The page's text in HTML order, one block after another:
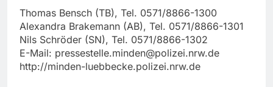
Thomas Bensch (TB), Tel. 0571/8866-1300
Alexandra Brakemann (AB), Tel. 0571/8866-1301
Nils Schröder (SN), Tel. 0571/8866-1302
E-Mail: pressestelle.minden@polizei.nrw.de
http://minden-luebbecke.polizei.nrw.de